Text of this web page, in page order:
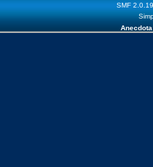
SMF 2.0.19
Anecdota